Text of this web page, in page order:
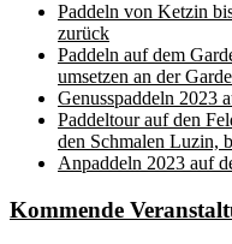
Paddeln von Ketzin
zurück
Paddeln auf dem
umsetzen an der
Genusspaddeln 2023
Paddeltour auf den
den Schmalen Luzin,
Anpaddeln 2023 auf
Kommende